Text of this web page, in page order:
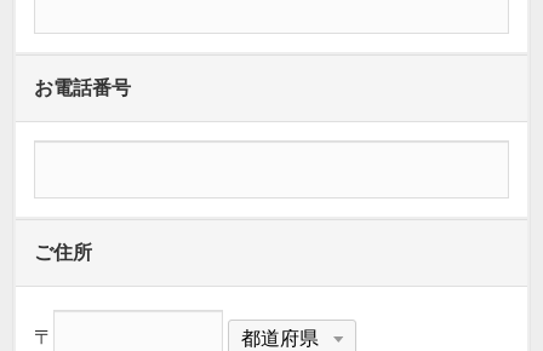
お電話番号
ご住所
〒